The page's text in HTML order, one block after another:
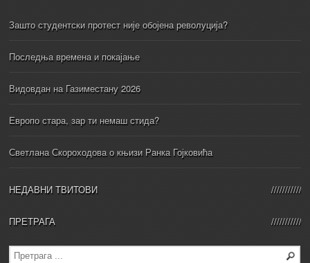
Зашто студентски протест није обојена револуција?
Последња времена и покајање
Видовдан на Газиместану 2026
Европо стара, зар ти немаш стида?
Светлана Скороходова о књизи Ранка Гојковића
НЕДАВНИ ТВИТОВИ
ПРЕТРАГА